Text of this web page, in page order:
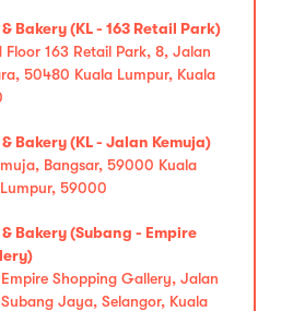
Bakery (KL - 163 Retail Park)
163 Retail Park, 8, Jalan
50480 Kuala Lumpur, Kuala
Bakery (KL - Jalan Kemuja)
Bangsar, 59000 Kuala
59000
Bakery (Subang - Empire
Shopping Gallery, Jalan
Jaya, Selangor, Kuala